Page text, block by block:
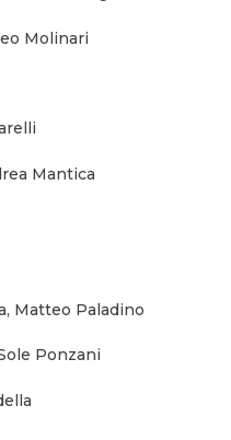
Molinari
Mantica
Matteo Paladino
Ponzani